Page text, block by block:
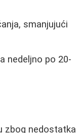
smanjujući
nedeljno po 20-
zbog nedostatka